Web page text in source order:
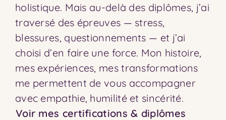
holistique. Mais au-delà des diplômes, j’ai
traversé des épreuves — stress,
blessures, questionnements — et j’ai
choisi d’en faire une force. Mon histoire,
mes expériences, mes transformations
me permettent de vous accompagner
avec empathie, humilité et sincérité.
Voir mes certifications & diplômes